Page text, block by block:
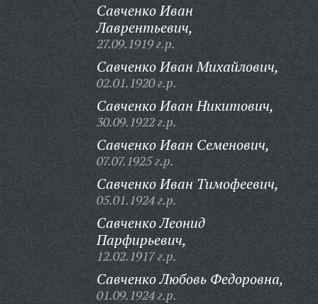
Савченко Иван
Лаврентьевич,
27.09.1919 г.р.
Савченко Иван Михайлович,
02.01.1920 г.р.
Савченко Иван Никитович,
30.09.1922 г.р.
Савченко Иван Семенович,
07.07.1925 г.р.
Савченко Иван Тимофеевич,
05.01.1924 г.р.
Савченко Леонид
Парфирьевич,
12.02.1917 г.р.
Савченко Любовь Федоровна,
01.09.1924 г.р.